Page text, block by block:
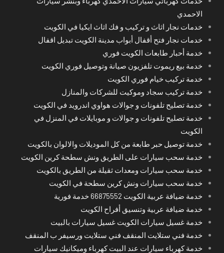
الاحمدي
خدمات نجار اثاث و تركيب و فك اثاث ايكيا في الكويت
خدمات نجار فتح أقفال أبواب مدينة الكويت تبديل اقفال
خدمة أحبار طابعات الكويت فوري
خدمة بيع ريموت تلفزيون صيانة وتوصيل فوري الكويت
خدمة تركيب خيام فوري الكويت
خدمة تركيب سجاد وموكيت للشركات والمنازل
خدمة تصليح تلفونات و جوالات هواوي اندرويد في الكويت
خدمة تصليح تلفونات و جوالات و موبايلات في المنزل في
الكويت
خدمة توصيل حبر طابعة من كل الموديلات والالوان بالكويت
خدمة سحب سيارات على الطريق ونش سطحة كرين الكويت
خدمة سحب سيارات ومعدات ثقيلة من الطريق بالكويت
خدمة سحب سيارات ونش كرين سطحة في الكويت
خدمة ضيافة عربية الكويت 66875552 خدمة فورية
خدمة ضيافة عربية وتنسيق أفراح الكويت
خدمة غسيل سيارات الكويت غسيل سيارات بالبيت
خدمة فني ستلايت المنقف فني ستلايت ورسيفر ب المنقف
خدمة كهرباء سيارات عند البيت كهرباء وميكانيك سيارات